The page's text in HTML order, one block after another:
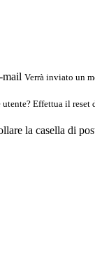
mail Verrà inviato un
Effettua il reset
la casella di